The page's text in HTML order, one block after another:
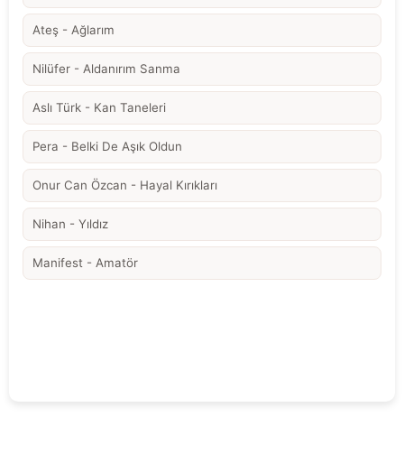
Ateş - Ağlarım
Nilüfer - Aldanırım Sanma
Aslı Türk - Kan Taneleri
Pera - Belki De Aşık Oldun
Onur Can Özcan - Hayal Kırıkları
Nihan - Yıldız
Manifest - Amatör